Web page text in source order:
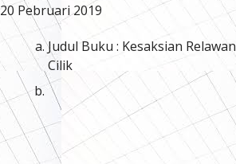
20 Pebruari 2019
Judul Buku : Kesaksian Relawan
Cilik